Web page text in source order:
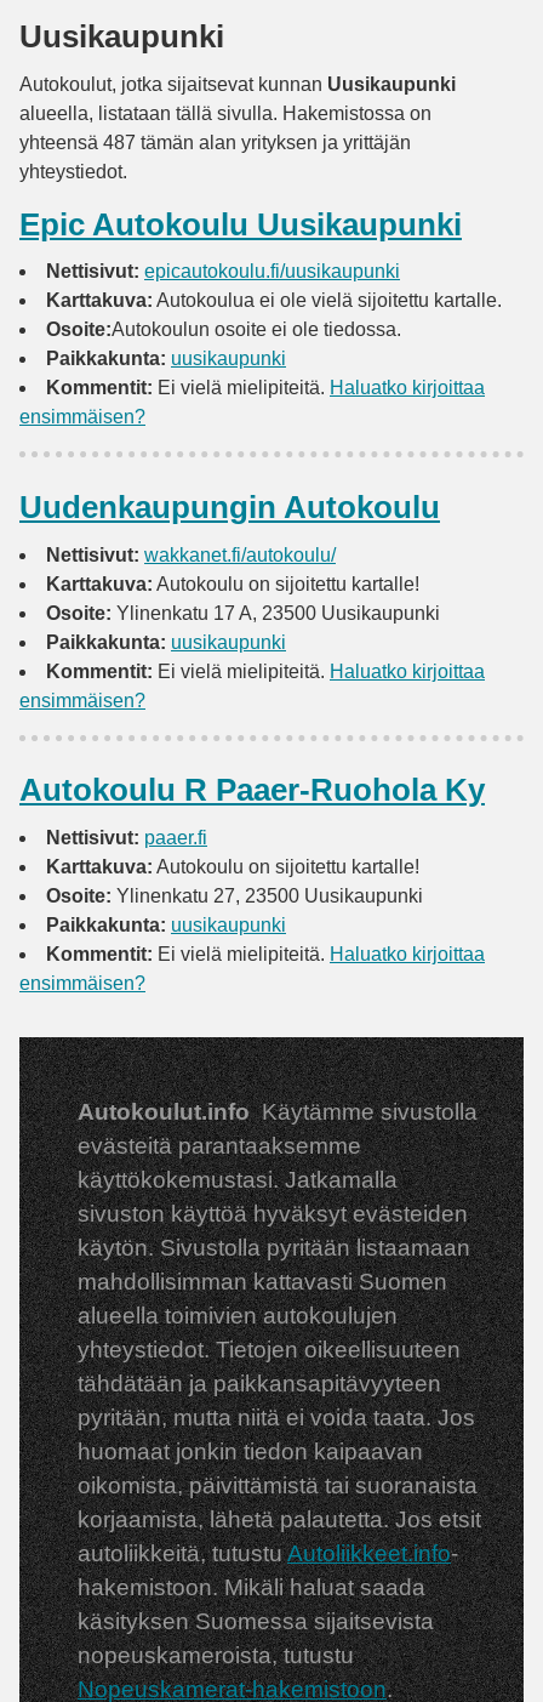
Uusikaupunki
Autokoulut, jotka sijaitsevat kunnan Uusikaupunki
alueella, listataan tällä sivulla. Hakemistossa on
yhteensä 487 tämän alan yrityksen ja yrittäjän
yhteystiedot.
Epic Autokoulu Uusikaupunki
Nettisivut: epicautokoulu.fi/uusikaupunki
Karttakuva: Autokoulua ei ole vielä sijoitettu kartalle.
Osoite:Autokoulun osoite ei ole tiedossa.
Paikkakunta: uusikaupunki
Kommentit: Ei vielä mielipiteitä. Haluatko kirjoittaa
ensimmäisen?
Uudenkaupungin Autokoulu
Nettisivut: wakkanet.fi/autokoulu/
Karttakuva: Autokoulu on sijoitettu kartalle!
Osoite: Ylinenkatu 17 A, 23500 Uusikaupunki
Paikkakunta: uusikaupunki
Kommentit: Ei vielä mielipiteitä. Haluatko kirjoittaa
ensimmäisen?
Autokoulu R Paaer-Ruohola Ky
Nettisivut: paaer.fi
Karttakuva: Autokoulu on sijoitettu kartalle!
Osoite: Ylinenkatu 27, 23500 Uusikaupunki
Paikkakunta: uusikaupunki
Kommentit: Ei vielä mielipiteitä. Haluatko kirjoittaa
ensimmäisen?
Autokoulut.info Käytämme sivustolla
evästeitä parantaaksemme
käyttökokemustasi. Jatkamalla
sivuston käyttöä hyväksyt evästeiden
käytön. Sivustolla pyritään listaamaan
mahdollisimman kattavasti Suomen
alueella toimivien autokoulujen
yhteystiedot. Tietojen oikeellisuuteen
tähdätään ja paikkansapitävyyteen
pyritään, mutta niitä ei voida taata. Jos
huomaat jonkin tiedon kaipaavan
oikomista, päivittämistä tai suoranaista
korjaamista, lähetä palautetta. Jos etsit
autoliikkeitä, tutustuAutoliikkeet.info-
hakemistoon. Mikäli haluat saada
käsityksen Suomessa sijaitsevista
nopeuskameroista, tutustu
Nopeuskamerat-hakemistoon.